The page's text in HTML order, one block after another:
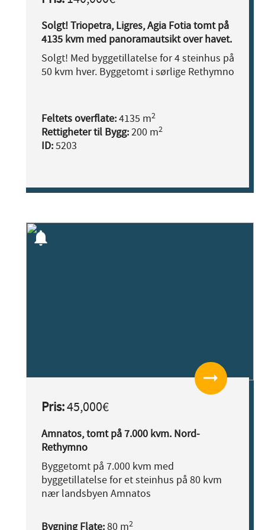
Solgt! Triopetra, Ligres, Agia Fotia tomt på
4135 kvm med panoramautsikt over havet.
Solgt! Med byggetillatelse for 4 steinhus på
50 kvm hver. Byggetomt i sørlige Rethymno
Feltets overflate:4135 m2
Rettigheter til Bygg:200 m2
ID:5203
notifications
arrow_right_alt
Pris:45,000€
Amnatos, tomt på 7.000 kvm. Nord-
Rethymno
Byggetomt på 7.000 kvm med
byggetillatelse for et steinhus på 80 kvm
nær landsbyen Amnatos
Bygning Flate:80 m2